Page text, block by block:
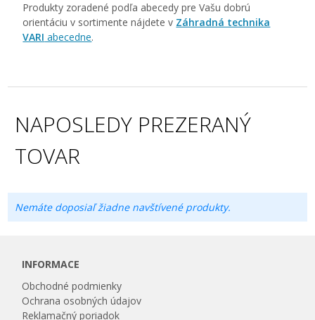
Produkty zoradené podľa abecedy pre Vašu dobrú
orientáciu v sortimente nájdete v Záhradná technika
VARI abecedne.
NAPOSLEDY PREZERANÝ
TOVAR
Nemáte doposiaľ žiadne navštívené produkty.
INFORMACE
Obchodné podmienky
Ochrana osobných údajov
Reklamačný poriadok